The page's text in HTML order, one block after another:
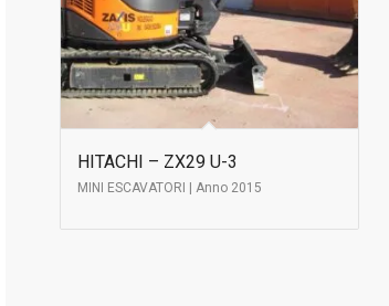
HITACHI – ZX29 U-3
MINI ESCAVATORI | Anno 2015